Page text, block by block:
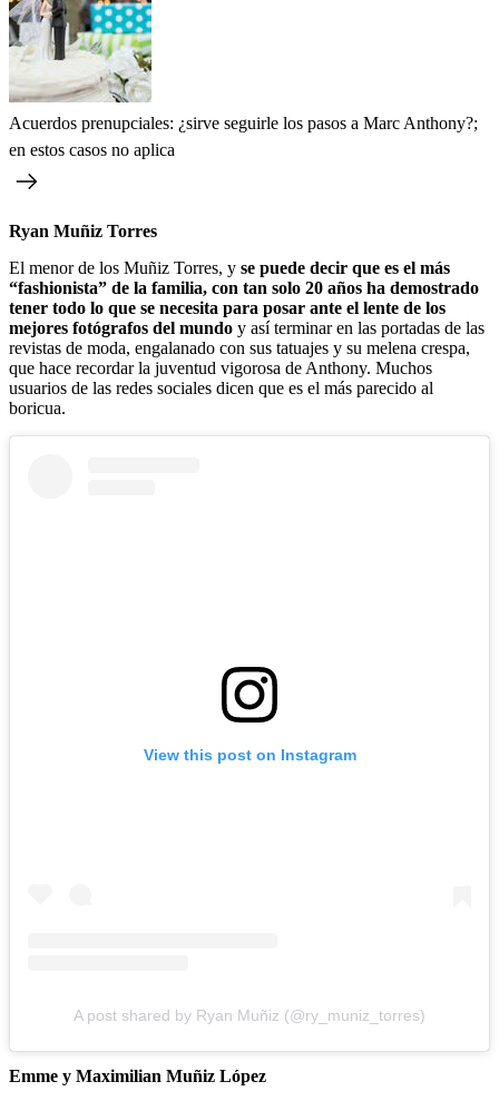
Acuerdos prenupciales: ¿sirve seguirle los pasos a Marc Anthony?;
en estos casos no aplica
Ryan Muñiz Torres
El menor de los Muñiz Torres, y se puede decir que es el más
“fashionista” de la familia, con tan solo 20 años ha demostrado
tener todo lo que se necesita para posar ante el lente de los
mejores fotógrafos del mundo y así terminar en las portadas de las
revistas de moda, engalanado con sus tatuajes y su melena crespa,
que hace recordar la juventud vigorosa de Anthony. Muchos
usuarios de las redes sociales dicen que es el más parecido al
boricua.
View this post on Instagram
A post shared by Ryan Muñiz (@ry_muniz_torres)
Emme y Maximilian Muñiz López